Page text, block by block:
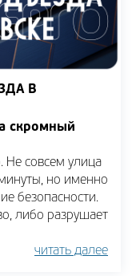
В
скромный
Не совсем улица
но именно
безопасности.
либо разрушает
читать далее